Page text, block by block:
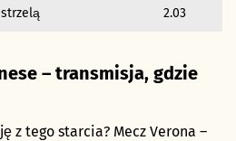
strzelą 2.03
– transmisja, gdzie
z tego starcia? Mecz Verona –